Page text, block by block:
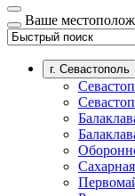
Ваше
г. Севастополь